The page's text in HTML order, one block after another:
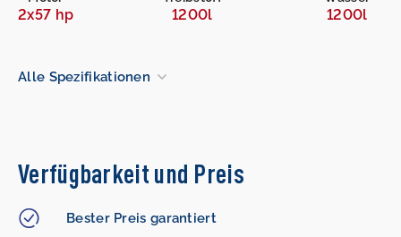
2x57 hp 1200l 1200l
Alle Spezifikationen
Verfügbarkeit und Preis
Bester Preis garantiert